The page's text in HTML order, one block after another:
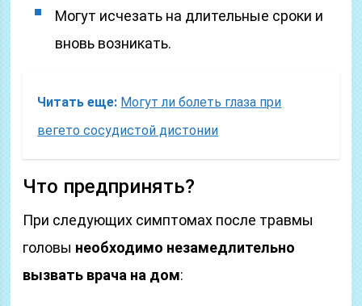
Могут исчезать на длительные сроки и
вновь возникать.
Читать еще: Могут ли болеть глаза при
вегето сосудистой дистонии
Что предпринять?
При следующих симптомах после травмы
головы необходимо незамедлительно
вызвать врача на дом: